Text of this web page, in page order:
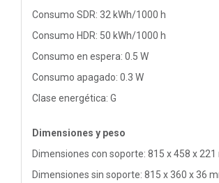
Consumo SDR: 32 kWh/1000 h
Consumo HDR: 50 kWh/1000 h
Consumo en espera: 0.5 W
Consumo apagado: 0.3 W
Clase energética: G
Dimensiones y peso
Dimensiones con soporte: 815 x 458 x 221
Dimensiones sin soporte: 815 x 360 x 36